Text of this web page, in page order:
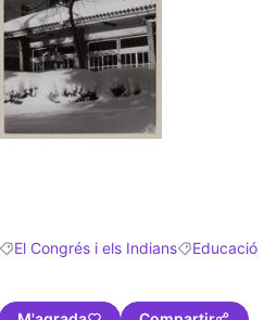
Resultats en filtrar per: El Congrés i els
El Congrés i els IndiansResultats en
Educació